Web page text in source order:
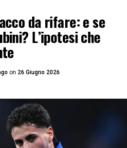
da rifare: e se
L’ipotesi che
on 26 Giugno 2026